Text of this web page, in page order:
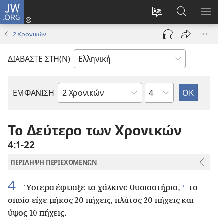
JW.ORG
Αλλαγή
γλώσσας
ιστότοπου
Σύνδεση
(ανοίγει
παράθυρο)
στο
JW.ORG
2 Χρονικών
ΔΙΑΒΑΣΤΕ ΣΤΗ(Ν)
ΕΜΦΑΝΙΣΗ
Βιβλίο
Γραφής
Κεφάλαιο
Το Δεύτερο των Χρονικών
4:1-22
ΠΕΡΙΛΗΨΗ ΠΕΡΙΕΧΟΜΕΝΩΝ
4 Ύστερα έφτιαξε το χάλκινο θυσιαστήριο, + το
οποίο είχε μήκος 20 πήχεις, πλάτος 20 πήχεις και
ύψος 10 πήχεις.